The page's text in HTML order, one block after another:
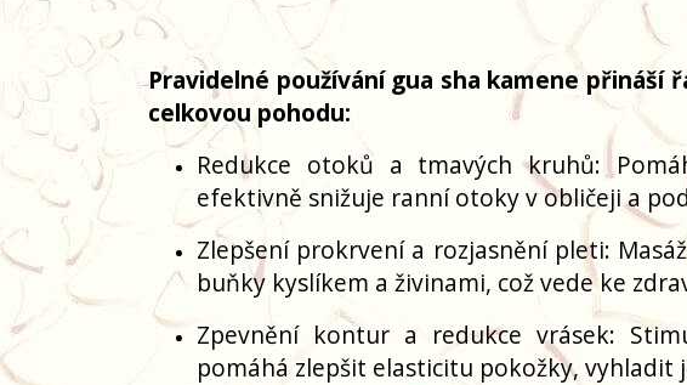
Pravidelné používání gua sha kamene
celkovou pohodu:
Redukce otoků a tmavých kruhů:
efektivně snižuje ranní otoky v obličeji a
Zlepšení prokrvení a rozjasnění pleti:
buňky kyslíkem a živinami, což vede ke
Zpevnění kontur a redukce vrásek:
pomáhá zlepšit elasticitu pokožky,